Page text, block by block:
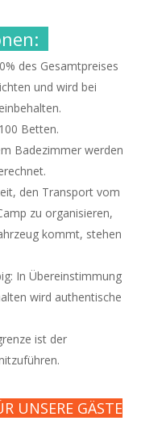
des Gesamtpreises
und wird bei
Betten.
Badezimmer werden
den Transport vom
zu organisieren,
kommt, stehen
In Übereinstimmung
wird authentische
ist der
UNSERE GÄSTE